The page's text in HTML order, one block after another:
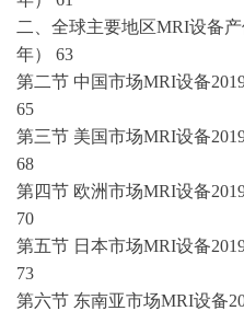
二、全球主要地区MRI设备产
年） 63
第二节 中国市场MRI设备
65
第三节 美国市场MRI设备
68
第四节 欧洲市场MRI设备
70
第五节 日本市场MRI设备
73
第六节 东南亚市场MRI设备